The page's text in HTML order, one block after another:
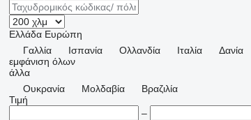
Ελλάδα Ευρώπη
Γαλλία
Ισπανία Ολλανδία Ιταλία Δανία
εμφάνιση όλων
άλλα
Ουκρανία
Μολδαβία
Βραζιλία
Τιμή
–